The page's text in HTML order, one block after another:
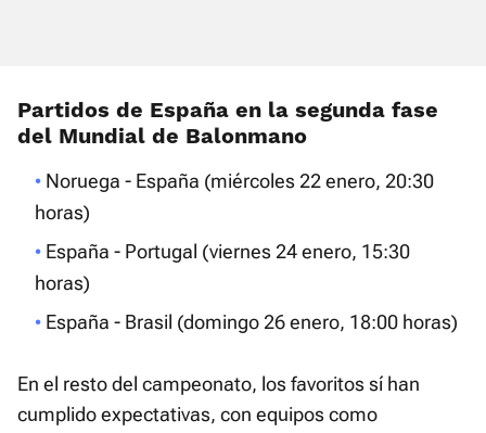
Partidos de España en la segunda fase
del Mundial de Balonmano
Noruega - España (miércoles 22 enero, 20:30
horas)
España - Portugal (viernes 24 enero, 15:30
horas)
España - Brasil (domingo 26 enero, 18:00 horas)
En el resto del campeonato, los favoritos sí han
cumplido expectativas, con equipos como